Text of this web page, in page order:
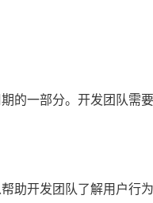
的一部分。开发团队需
助开发团队了解用户行